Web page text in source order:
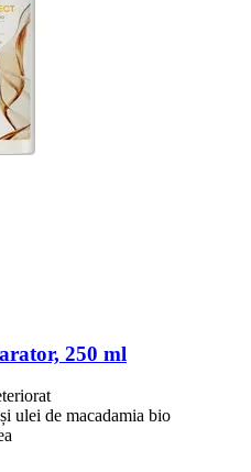
250 ml
ulei de macadamia bio